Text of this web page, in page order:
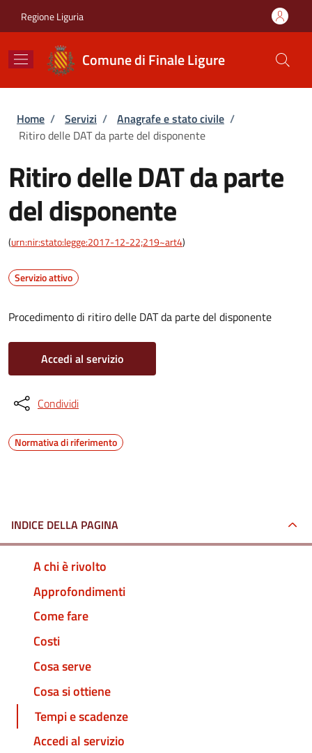
Regione Liguria
Comune di Finale Ligure
Briciole di pane
Home / Servizi / Anagrafe e stato civile /
Ritiro delle DAT da parte del disponente
Ritiro delle DAT da parte
del disponente
(urn:nir:stato:legge:2017-12-22;219~art4)
Servizio attivo
Procedimento di ritiro delle DAT da parte del disponente
Accedi al servizio
Condividi
Normativa di riferimento
INDICE DELLA PAGINA
A chi è rivolto
Approfondimenti
Come fare
Costi
Cosa serve
Cosa si ottiene
Tempi e scadenze
Accedi al servizio